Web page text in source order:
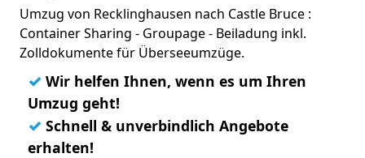
Umzug von Recklinghausen nach Castle Bruce :
Container Sharing - Groupage - Beiladung inkl.
Zolldokumente für Überseeumzüge.
✓ Wir helfen Ihnen, wenn es um Ihren
Umzug geht!
✓ Schnell & unverbindlich Angebote
erhalten!